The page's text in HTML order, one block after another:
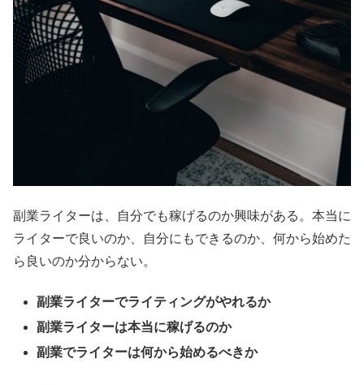
副業ライターは、自分でも稼げるのか興味がある。本当に
ライターで良いのか、自分にもできるのか、何から始めた
ら良いのか分からない。
副業ライターでライティングがやれるか
副業ライターは本当に稼げるのか
副業でライターは何から始めるべきか